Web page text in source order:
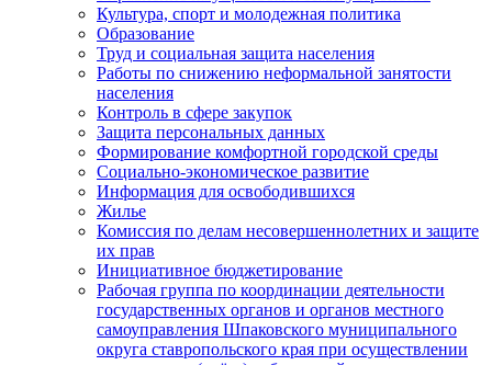
Культура, спорт и молодежная политика
Образование
Труд и социальная защита населения
Работы по снижению неформальной занятости
населения
Контроль в сфере закупок
Защита персональных данных
Формирование комфортной городской среды
Социально-экономическое развитие
Информация для освободившихся
Жилье
Комиссия по делам несовершеннолетних и защите
их прав
Инициативное бюджетирование
Рабочая группа по координации деятельности
государственных органов и органов местного
самоуправления Шпаковского муниципального
округа ставропольского края при осуществлении